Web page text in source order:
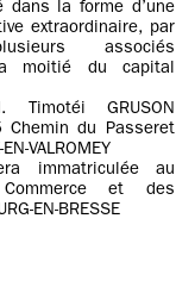
dans la forme d’une
extraordinaire, par
associés
moitié du capital
Timotéi GRUSON
Chemin du Passeret
VALROMEY
immatriculée au
et des
EN-BRESSE